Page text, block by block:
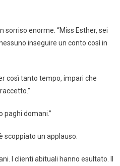
sorriso enorme. “Miss Esther, sei
inseguire un conto così in
così tanto tempo, impari che
paghi domani.”
scoppiato un applauso.
I clienti abituali hanno esultato. Il